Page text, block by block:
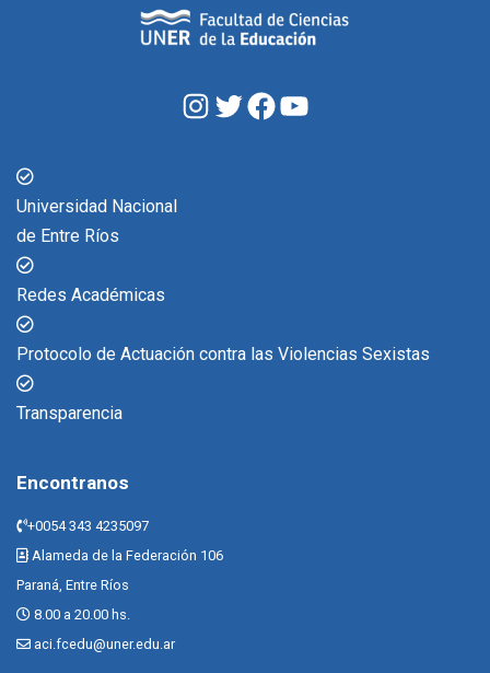
Universidad Nacional
de Entre Ríos
Redes Académicas
Protocolo de Actuación contra las Violencias Sexistas
Transparencia
Encontranos
+0054 343 4235097
Alameda de la Federación 106
Paraná, Entre Ríos
8.00 a 20.00 hs.
aci.fcedu@uner.edu.ar